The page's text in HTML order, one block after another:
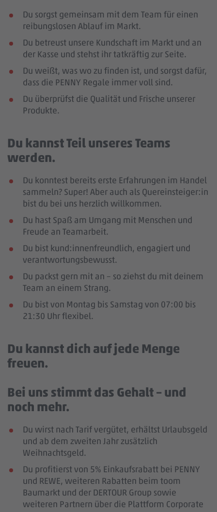
Du sorgst gemeinsam mit dem Team für einen
reibungslosen Ablauf im Markt.
Du betreust unsere Kundschaft im Markt und an
der Kasse und stehst ihr tatkräftig zur Seite.
Du weißt, was wo zu finden ist, und sorgst dafür,
dass die PENNY Regale immer voll sind.
Du überprüfst die Qualität und Frische unserer
Produkte.
Du kannst Teil unseres Teams
werden.
Du konntest bereits erste Erfahrungen im Handel
sammeln? Super! Aber auch als Quereinsteiger:in
bist du bei uns herzlich willkommen.
Du hast Spaß am Umgang mit Menschen und
Freude an Teamarbeit.
Du bist kund:innenfreundlich, engagiert und
verantwortungsbewusst.
Du packst gern mit an – so ziehst du mit deinem
Team an einem Strang.
Du bist von Montag bis Samstag von 07:00 bis
21:30 Uhr flexibel.
Du kannst dich auf jede Menge
freuen.
Bei uns stimmt das Gehalt – und
noch mehr.
Du wirst nach Tarif vergütet, erhältst Urlaubsgeld
und ab dem zweiten Jahr zusätzlich
Weihnachtsgeld.
Du profitierst von 5% Einkaufsrabatt bei PENNY
und REWE, weiteren Rabatten beim toom
Baumarkt und der DERTOUR Group sowie
weiteren Partnern über die Plattform Corporate